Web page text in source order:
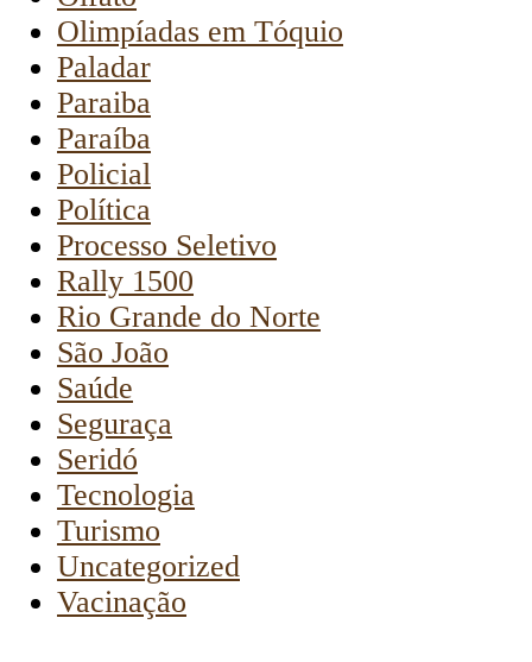
Olimpíadas em Tóquio
Paladar
Paraiba
Paraíba
Policial
Política
Processo Seletivo
Rally 1500
Rio Grande do Norte
São João
Saúde
Seguraça
Seridó
Tecnologia
Turismo
Uncategorized
Vacinação